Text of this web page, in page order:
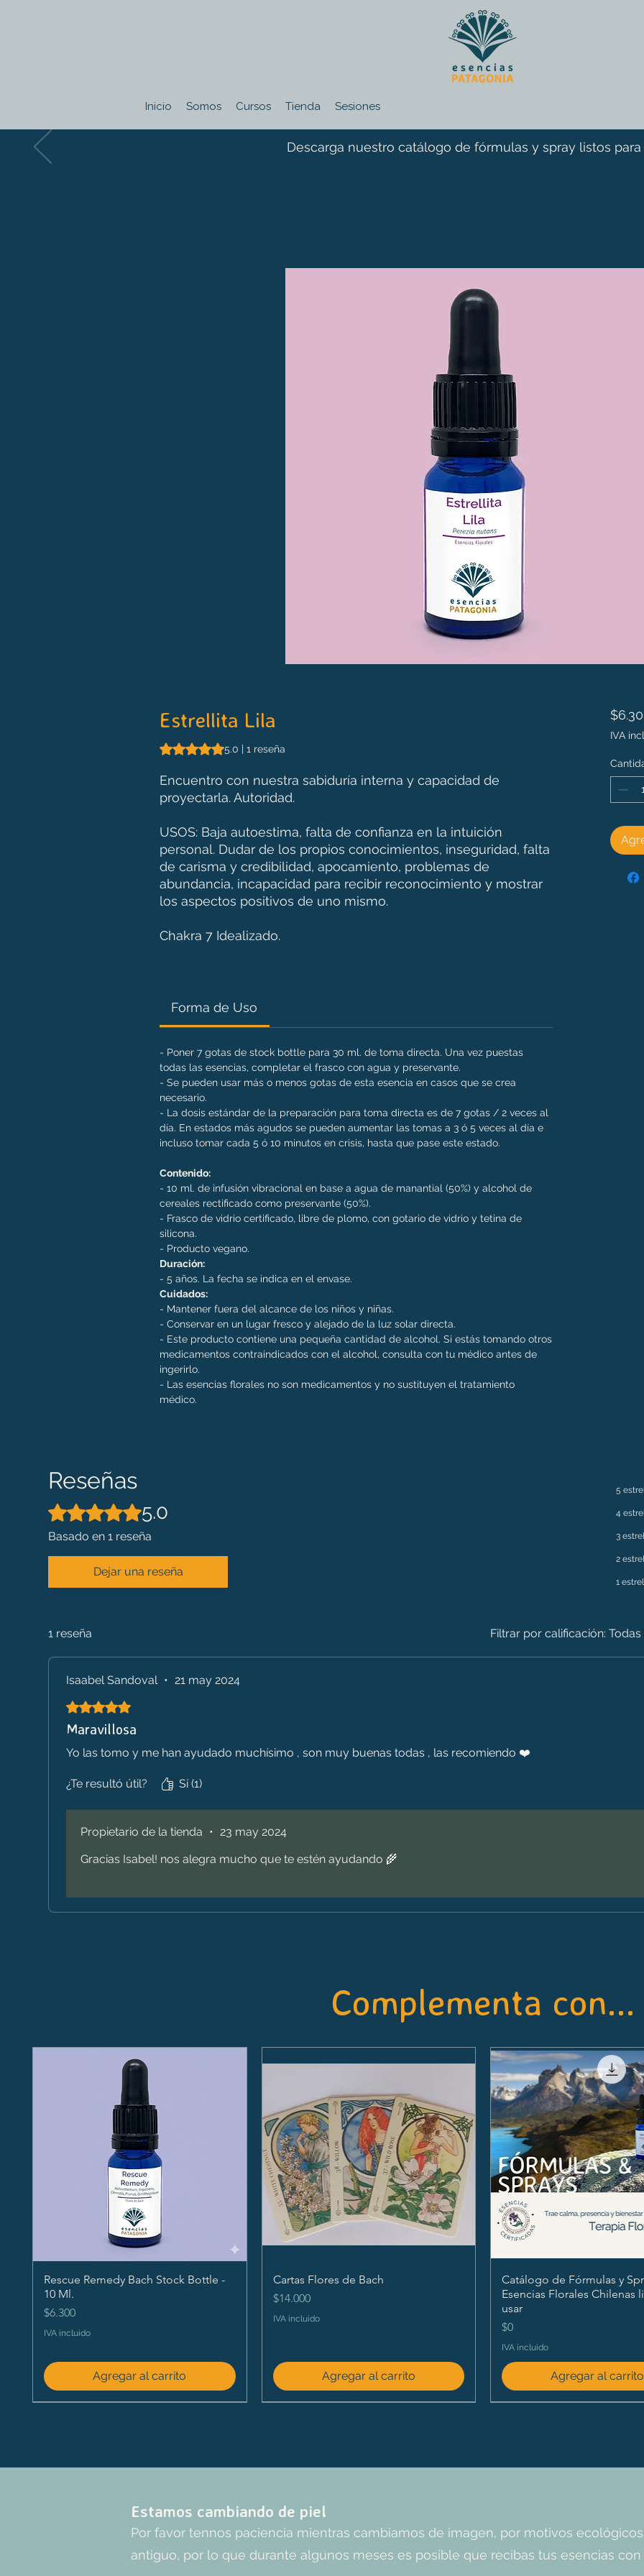
Inicio Somos Cursos Tienda Sesiones
Descarga nuestro catálogo de fórmulas y spray listos
Estrellita Lila
Según 1 reseña, la calificación es de 5.0 de 5 estrellas
5.0 | 1 reseña
Encuentro con nuestra sabiduría interna y capacidad de
proyectarla. Autoridad.
USOS: Baja autoestima, falta de confianza en la intuición
personal. Dudar de los propios conocimientos, inseguridad, falta
de carisma y credibilidad, apocamiento, problemas de
abundancia, incapacidad para recibir reconocimiento y mostrar
los aspectos positivos de uno mismo.
Chakra 7 Idealizado.
Forma de Uso
- Poner 7 gotas de stock bottle para 30 ml. de toma directa. Una vez puestas
todas las esencias, completar el frasco con agua y preservante.
- Se pueden usar más o menos gotas de esta esencia en casos que se crea
necesario.
- La dosis estándar de la preparación para toma directa es de 7 gotas / 2 veces al
día. En estados más agudos se pueden aumentar las tomas a 3 ó 5 veces al día e
incluso tomar cada 5 ó 10 minutos en crisis, hasta que pase este estado.
Contenido:
- 10 ml. de infusión vibracional en base a agua de manantial (50%) y alcohol de
cereales rectificado como preservante (50%).
- Frasco de vidrio certificado, libre de plomo, con gotario de vidrio y tetina de
silicona.
- Producto vegano.
Duración:
- 5 años. La fecha se indica en el envase.
Cuidados:
- Mantener fuera del alcance de los niños y niñas.
- Conservar en un lugar fresco y alejado de la luz solar directa.
- Este producto contiene una pequeña cantidad de alcohol. Si estás tomando otros
medicamentos contraindicados con el alcohol, consulta con tu médico antes de
ingerirlo.
- Las esencias florales no son medicamentos y no sustituyen el tratamiento
médico.
IVA
Reseñas
Obtuvo 5 de 5 estrellas.
5.0
Basado en 1 reseña
Dejar una reseña
5
4
3
2
1
1 reseña Filtrar por calificación: Todas
Isaabel Sandoval • 21 may 2024
Obtuvo 5 de 5 estrellas.
Maravillosa
Yo las tomo y me han ayudado muchísimo , son muy buenas todas , las recomiendo ❤️
¿Te resultó útil? Sí (1)
Propietario de la tienda • 23 may 2024
Gracias Isabel! nos alegra mucho que te estén ayudando 🌾
Complementa con...
Rescue Remedy Bach Stock Bottle -
10 Ml.
Precio
$6.300
IVA incluido
Agregar al carrito
Cartas Flores de Bach
Precio
$14.000
IVA incluido
Agregar al carrito
Catálogo de Fórmulas y
Esencias Florales Chilenas
usar
Precio
$0
IVA incluido
Agregar al carrito
Estamos cambiando de piel
Por favor tennos paciencia mientras cambiamos de imagen, por motivos
antiguo, por lo que durante algunos meses es posible que recibas tus esencias con